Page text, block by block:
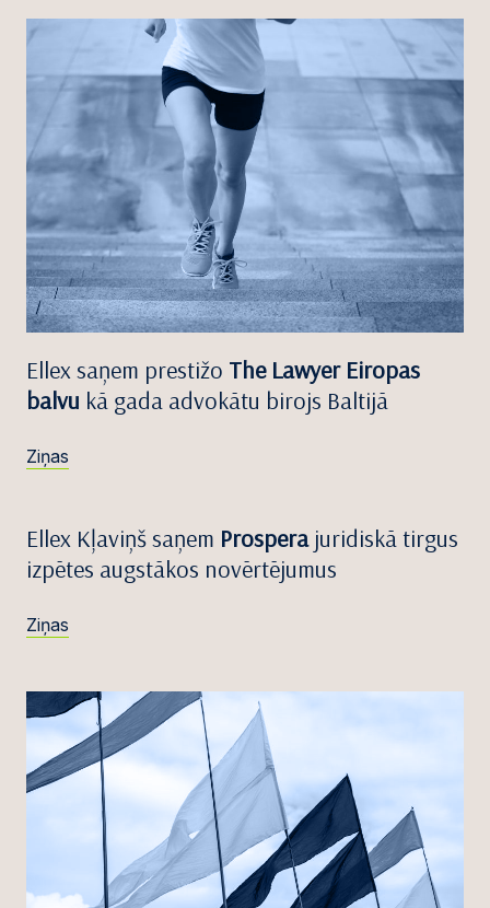
Ellex saņem prestižo The Lawyer Eiropas
balvu kā gada advokātu birojs Baltijā
Ziņas
Ellex Kļaviņš saņem Prospera juridiskā tirgus
izpētes augstākos novērtējumus
Ziņas